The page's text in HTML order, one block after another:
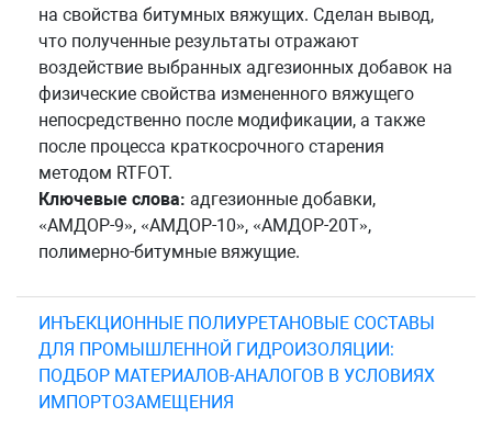
на свойства битумных вяжущих. Сделан вывод,
что полученные результаты отражают
воздействие выбранных адгезионных добавок на
физические свойства измененного вяжущего
непосредственно после модификации, а также
после процесса краткосрочного старения
методом RTFOT.
Ключевые слова: адгезионные добавки,
«АМДОР-9», «АМДОР-10», «АМДОР-20Т»,
полимерно-битумные вяжущие.
ИНЪЕКЦИОННЫЕ ПОЛИУРЕТАНОВЫЕ СОСТАВЫ
ДЛЯ ПРОМЫШЛЕННОЙ ГИДРОИЗОЛЯЦИИ:
ПОДБОР МАТЕРИАЛОВ-АНАЛОГОВ В УСЛОВИЯХ
ИМПОРТОЗАМЕЩЕНИЯ